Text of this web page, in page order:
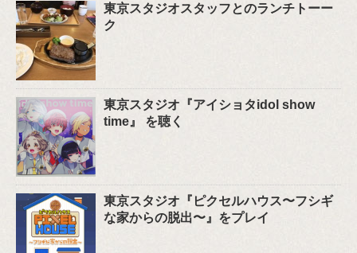
東京スタジオスタッフとのランチトーー
ク
東京スタジオ『アイショタidol show
time』 を聴く
東京スタジオ『ピクセルハウス〜フシギ
な家からの脱出〜』をプレイ